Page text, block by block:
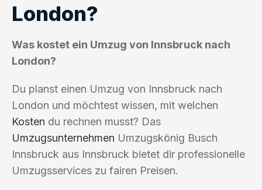
London?
Was kostet ein Umzug von Innsbruck nach
London?
Du planst einen Umzug von Innsbruck nach
London und möchtest wissen, mit welchen
Kosten du rechnen musst? Das
Umzugsunternehmen Umzugskönig Busch
Innsbruck aus Innsbruck bietet dir professionelle
Umzugsservices zu fairen Preisen.